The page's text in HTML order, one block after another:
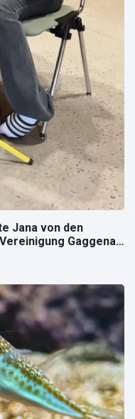
Jana von den
Gaggenau
kann.